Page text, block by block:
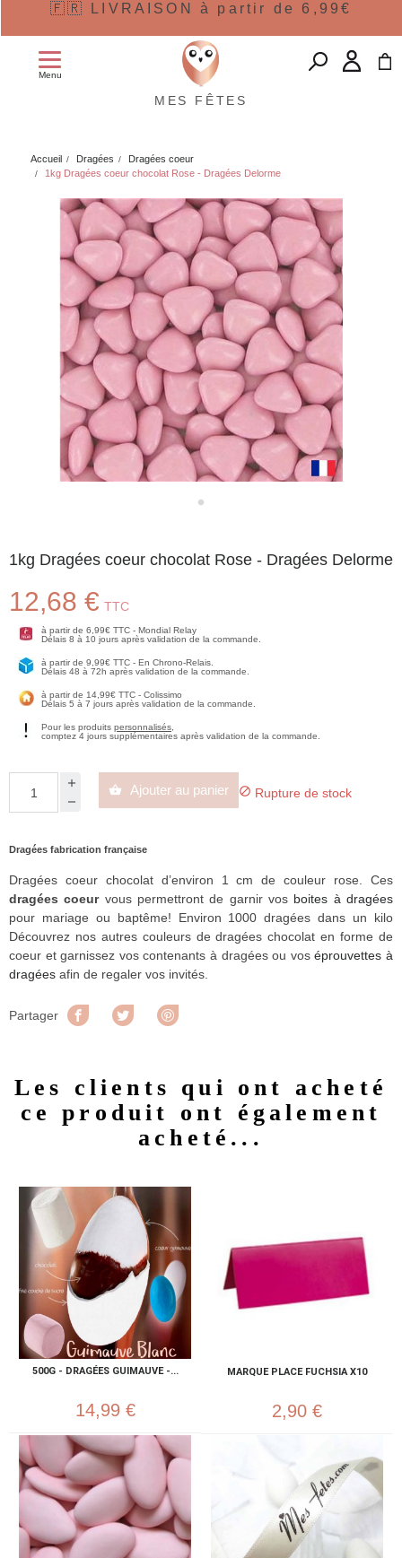
🇫🇷 LIVRAISON à partir de 6,99€
Menu
MES FÊTES
Accueil Dragées
Dragées coeur
1kg Dragées coeur chocolat Rose - Dragées Delorme
1kg Dragées coeur chocolat Rose - Dragées Delorme
12,68 € TTC
à partir de 6,99€ TTC - Mondial Relay
Délais 8 à 10 jours après validation de la commande.
à partir de 9,99€ TTC - En Chrono-Relais.
Délais 48 à 72h après validation de la commande.
à partir de 14,99€ TTC - Colissimo
Délais 5 à 7 jours après validation de la commande.
Pour les produits personnalisés
comptez 4 jours supplémentaires après validation de la commande.
 Ajouter au panier  Rupture de stock
Dragées fabrication française
Dragées coeur chocolat d’environ 1 cm de couleur rose. Ces
dragées coeurvous permettront de garnir vos boites à dragées
pour mariage ou baptême! Environ 1000 dragées dans un kilo
Découvrez nos autres couleurs de dragées chocolat en forme de
coeur et garnissez vos contenants à dragées ou voséprouvettes à
dragées afin de regaler vos invités.
Partager Partager Tweet
Les clients qui ont acheté
ce produit ont également
acheté...
500G - DRAGÉES GUIMAUVE -...
14,99 €
MARQUE PLACE FUCHSIA X10
2,90 €